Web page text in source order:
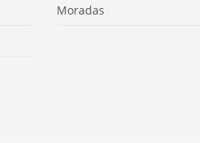
Moradas